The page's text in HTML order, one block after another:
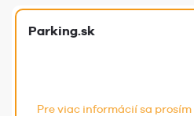
Parking.sk
Pre viac informácií sa prosím